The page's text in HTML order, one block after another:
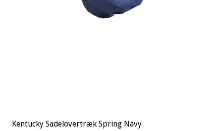
Kentucky Sadelovertræk Spring Navy